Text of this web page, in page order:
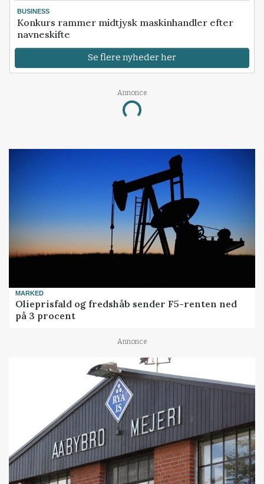
BUSINESS
Konkurs rammer midtjysk maskinhandler efter
navneskifte
Se flere nyheder her
Annonce
Loading...
MARKED
Olieprisfald og fredshåb sender F5-renten ned
på 3 procent
Annonce